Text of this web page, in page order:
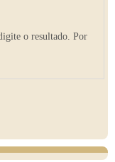
o resultado. Por